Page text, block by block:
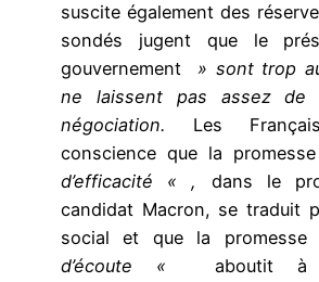
suscite également des
sondés jugent que le
gouvernement
» sont trop
ne laissent pas assez de
négociation. Les
conscience que la
d’efficacité « , dans le
candidat Macron, se traduit
social et que la promesse
d’écoute «
aboutit à